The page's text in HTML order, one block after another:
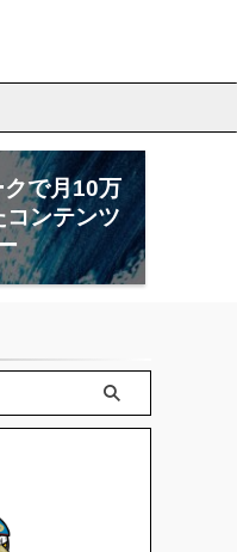
で月10万
ンテンツ